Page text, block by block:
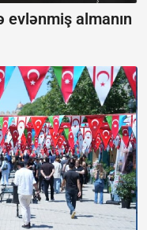
evlənmiş almanın